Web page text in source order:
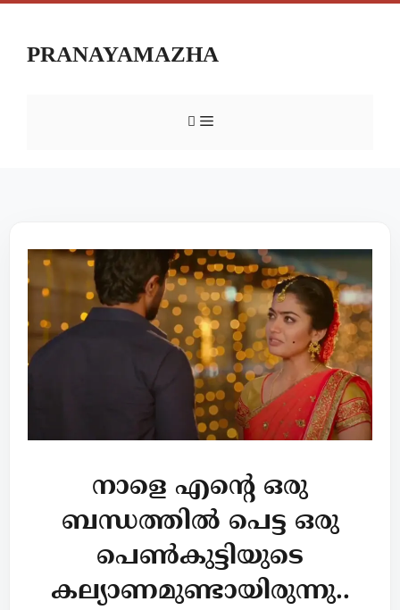
PRANAYAMAZHA
നാളെ എന്റെ ഒരു
ബന്ധത്തിൽ പെട്ട ഒരു
പെൺകുട്ടിയുടെ
കല്യാണമുണ്ടായിരുന്നു..